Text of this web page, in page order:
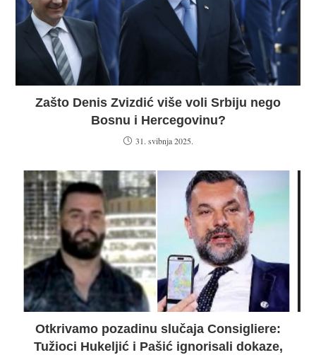
Zašto Denis Zvizdić više voli Srbiju nego
Bosnu i Hercegovinu?
31. svibnja 2025.
Otkrivamo pozadinu slučaja Consigliere:
Tužioci Hukeljić i Pašić ignorisali dokaze,